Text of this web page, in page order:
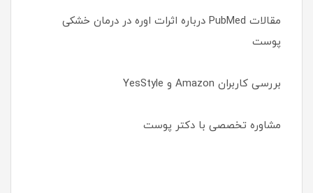
مقالات PubMed درباره اثرات اوره در درمان خشکی
پوست
بررسی کاربران Amazon و YesStyle
مشاوره تخصصی با دکتر پوست